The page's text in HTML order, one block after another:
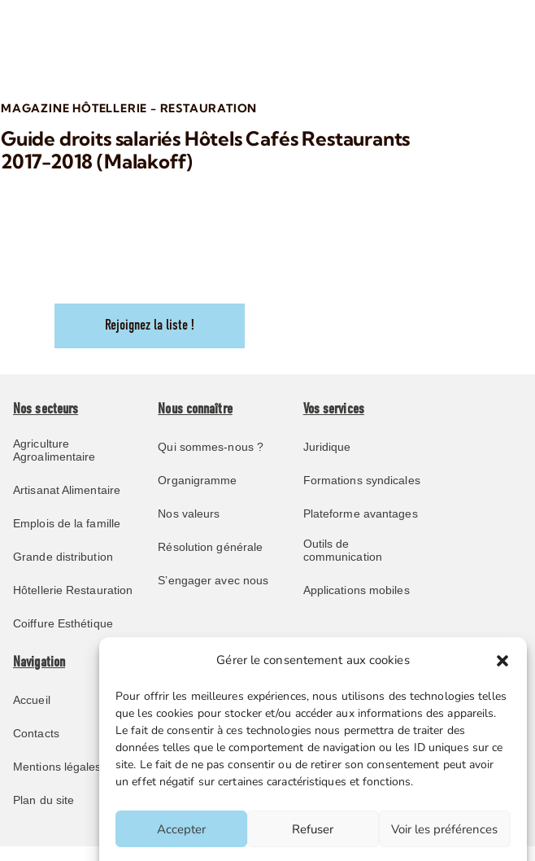
Gérer le consentement aux cookies
Pour offrir les meilleures expériences, nous utilisons des technologies telles
que les cookies pour stocker et/ou accéder aux informations des appareils.
Le fait de consentir à ces technologies nous permettra de traiter des
données telles que le comportement de navigation ou les ID uniques sur ce
site. Le fait de ne pas consentir ou de retirer son consentement peut avoir
un effet négatif sur certaines caractéristiques et fonctions.
Accepter Refuser Voir les préférences
MAGAZINE HÔTELLERIE - RESTAURATION
Guide droits salariés Hôtels Cafés Restaurants
2017-2018 (Malakoff)
Rejoignez la liste !
Nos secteurs
Agriculture
Agroalimentaire
Artisanat Alimentaire
Emplois de la famille
Grande distribution
Hôtellerie Restauration
Coiffure Esthétique
Nous connaître
Qui sommes-nous ?
Organigramme
Nos valeurs
Résolution générale
S’engager avec nous
Vos services
Juridique
Formations syndicales
Plateforme avantages
Outils de
communication
Applications mobiles
Navigation
Accueil
Contacts
Mentions légales
Plan du site
Publications
Nos publications
Repère juridique
Missive retraités
FO
Liens utiles
Boutique en ligne
Espace Presse
Nos partenaires